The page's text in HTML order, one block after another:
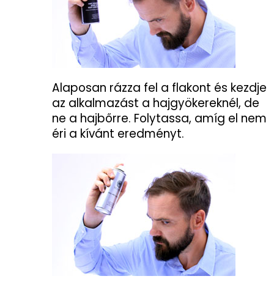
Alaposan rázza fel a flakont és kezdje
az alkalmazást a hajgyökereknél, de
ne a hajbőrre. Folytassa, amíg el nem
éri a kívánt eredményt.